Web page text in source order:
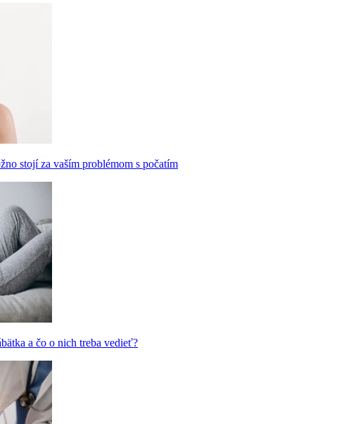
stojí za vaším problémom s počatím
a čo o nich treba vedieť?